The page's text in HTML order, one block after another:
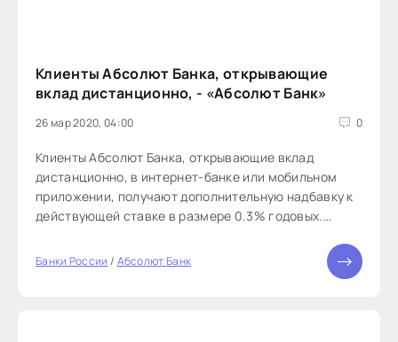
Клиенты Абсолют Банка, открывающие
вклад дистанционно, - «Абсолют Банк»
26 мар 2020, 04:00 0
Клиенты Абсолют Банка, открывающие вклад
дистанционно, в интернет-банке или мобильном
приложении, получают дополнительную надбавку к
действующей ставке в размере 0.3% годовых.
вклады «Абсолютный максимум+», «Абсолютный
Банки России / Абсолют Банк